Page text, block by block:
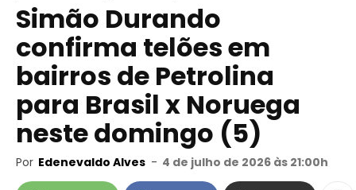
Simão Durando
confirma telões em
bairros de Petrolina
para Brasil x Noruega
neste domingo (5)
Por Edenevaldo Alves - 4 de julho de 2026 às 21:00h